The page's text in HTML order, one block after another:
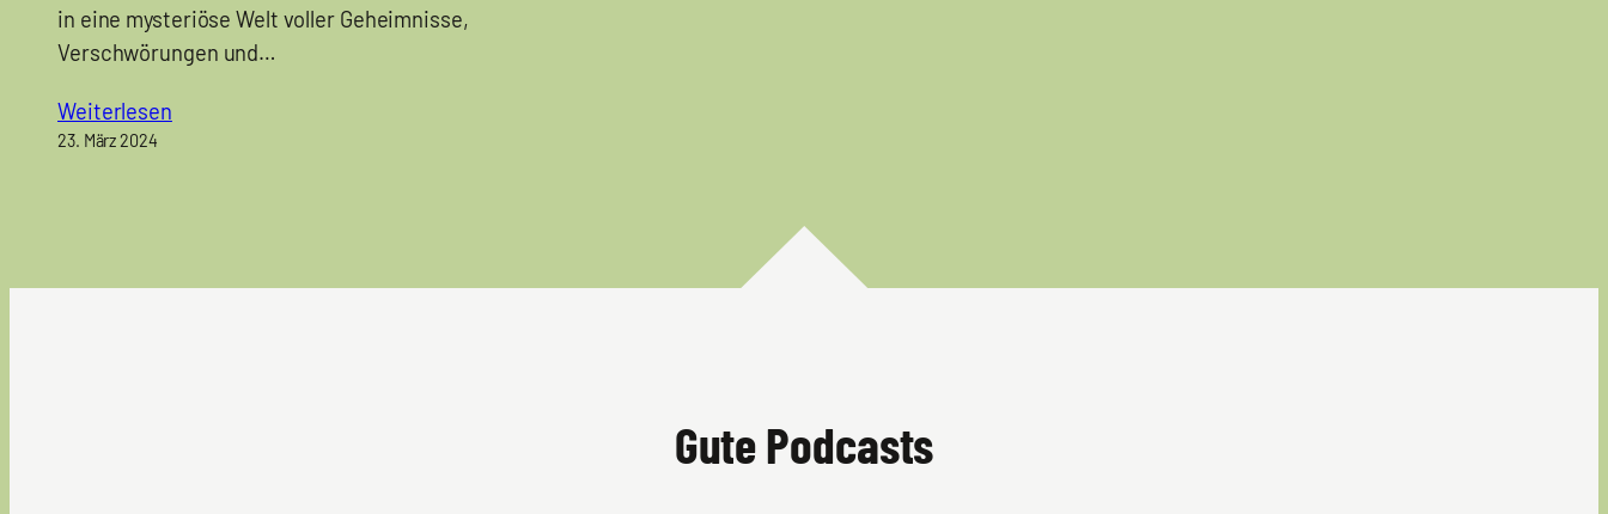
in eine mysteriöse Welt voller Geheimnisse,
Verschwörungen und…
Weiterlesen
23. März 2024
Gute Podcasts